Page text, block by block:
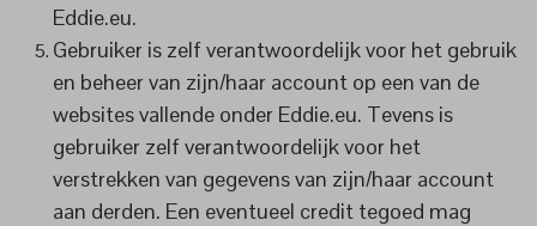
Eddie.eu.
Gebruiker is zelf verantwoordelijk voor het gebruik
en beheer van zijn/haar account op een van de
websites vallende onder Eddie.eu. Tevens is
gebruiker zelf verantwoordelijk voor het
verstrekken van gegevens van zijn/haar account
aan derden. Een eventueel credit tegoed mag